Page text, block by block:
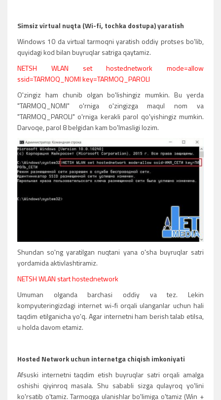
Simsiz virtual nuqta (Wi-fi, tochka dostupa) yaratish
Windows 10 da virtual tarmoqni yaratish oddiy protses bo'lib,
quyidagi kod bilan buyruqlar satriga qaytamiz.
NETSH WLAN set hostednetwork mode=allow
ssid=TARMOQ_NOMI key=TARMOQ_PAROLI
O'zingiz ham chunib olgan bo'lishingiz mumkin. Bu yerda
"TARMOQ_NOMI" o'rniga o'zingizga maqul nom va
"TARMOQ_PAROLI" o'rniga kerakli parol qo'yishingiz mumkin.
Darvoqe, parol 8 belgidan kam bo'lmasligi lozim.
Shundan so'ng yaratilgan nuqtani yana o'sha buyruqlar satri
yordamida aktivlashtiramiz.
NETSH WLAN start hostednetwork
Umuman olganda barchasi oddiy va tez. Lekin
kompyuteringizdagi internet wi-fi orqali ulanganlar uchun hali
taqdim etilganicha yo'q. Agar internetni ham berish talab etilsa,
u holda davom etamiz.
Hosted Network uchun internetga chiqish imkoniyati
Afsuski internetni taqdim etish buyruqlar satri orqali amalga
oshishi qiyinroq masala. Shu sababli sizga qulayroq yo'lini
ko'rsatib o'tamiz. Tarmoqga ulanishlar bo'limiga o'tamiz (Win +